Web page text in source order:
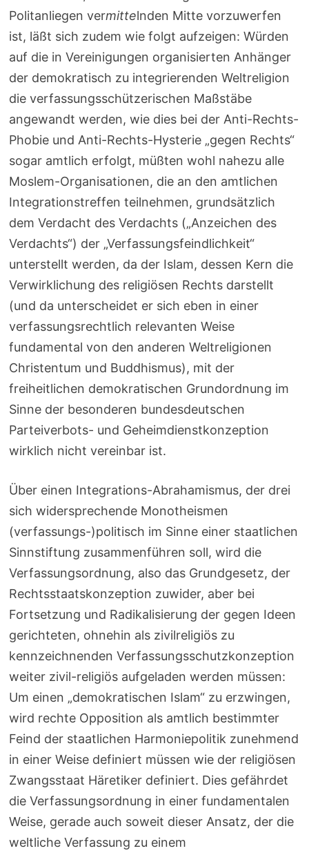
Politanliegen vermittelnden Mitte vorzuwerfen
ist, läßt sich zudem wie folgt aufzeigen: Würden
auf die in Vereinigungen organisierten Anhänger
der demokratisch zu integrierenden Weltreligion
die verfassungsschützerischen Maßstäbe
angewandt werden, wie dies bei der Anti-Rechts-
Phobie und Anti-Rechts-Hysterie „gegen Rechts“
sogar amtlich erfolgt, müßten wohl nahezu alle
Moslem-Organisationen, die an den amtlichen
Integrationstreffen teilnehmen, grundsätzlich
dem Verdacht des Verdachts („Anzeichen des
Verdachts“) der „Verfassungsfeindlichkeit“
unterstellt werden, da der Islam, dessen Kern die
Verwirklichung des religiösen Rechts darstellt
(und da unterscheidet er sich eben in einer
verfassungsrechtlich relevanten Weise
fundamental von den anderen Weltreligionen
Christentum und Buddhismus), mit der
freiheitlichen demokratischen Grundordnung im
Sinne der besonderen bundesdeutschen
Parteiverbots- und Geheimdienstkonzeption
wirklich nicht vereinbar ist.
Über einen Integrations-Abrahamismus, der drei
sich widersprechende Monotheismen
(verfassungs-)politisch im Sinne einer staatlichen
Sinnstiftung zusammenführen soll, wird die
Verfassungsordnung, also das Grundgesetz, der
Rechtsstaatskonzeption zuwider, aber bei
Fortsetzung und Radikalisierung der gegen Ideen
gerichteten, ohnehin als zivilreligiös zu
kennzeichnenden Verfassungsschutzkonzeption
weiter zivil-religiös aufgeladen werden müssen:
Um einen „demokratischen Islam“ zu erzwingen,
wird rechte Opposition als amtlich bestimmter
Feind der staatlichen Harmoniepolitik zunehmend
in einer Weise definiert müssen wie der religiösen
Zwangsstaat Häretiker definiert. Dies gefährdet
die Verfassungsordnung in einer fundamentalen
Weise, gerade auch soweit dieser Ansatz, der die
weltliche Verfassung zu einem